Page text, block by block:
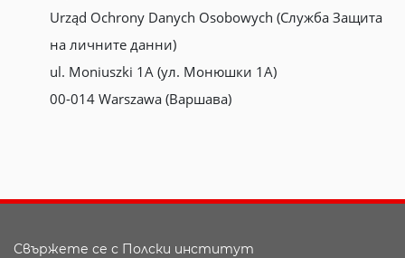
Urząd Ochrony Danych Osobowych (Служба Защита
на личните данни)
ul. Moniuszki 1A (ул. Монюшки 1А)
00-014 Warszawa (Варшава)
Свържете се с Полски институт